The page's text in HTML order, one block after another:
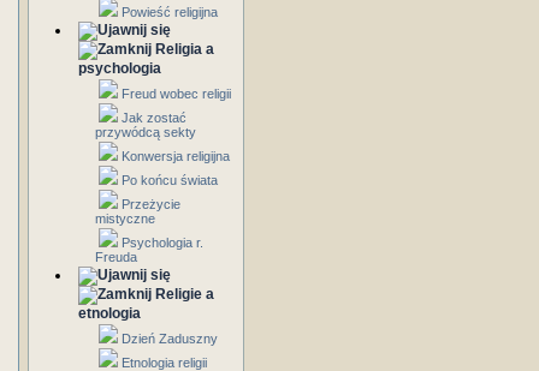
Powieść religijna
Religia a
psychologia
Freud wobec religii
Jak zostać
przywódcą sekty
Konwersja religijna
Po końcu świata
Przeżycie
mistyczne
Psychologia r.
Freuda
Religie a
etnologia
Dzień Zaduszny
Etnologia religii